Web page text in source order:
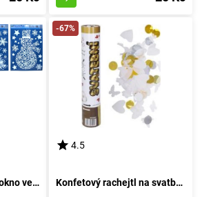
Vánoční ozdoba pro okno velikosti 41x29 cm
-67%
4.5
Konfetový rachejtl na svatbu, výstřelový, délka 30 cm